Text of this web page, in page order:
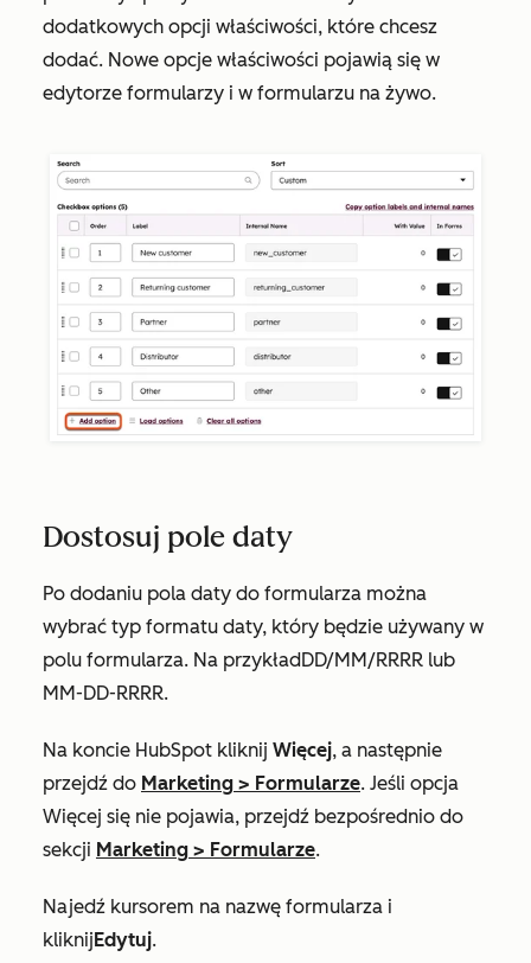
dodatkowych opcji właściwości, które chcesz
dodać. Nowe opcje właściwości pojawią się w
edytorze formularzy i w formularzu na żywo.
Dostosuj pole daty
Po dodaniu pola daty do formularza można
wybrać typ formatu daty, który będzie używany w
polu formularza. Na przykładDD/MM/RRRR lub
MM-DD-RRRR.
Na koncie HubSpot kliknij Więcej, a następnie
przejdź do Marketing > Formularze. Jeśli opcja
Więcej się nie pojawia, przejdź bezpośrednio do
sekcji Marketing > Formularze.
Najedź kursorem na nazwę formularza i
kliknijEdytuj.